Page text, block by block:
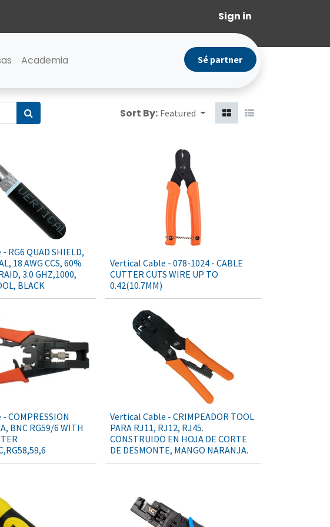
Sign in
Academia Sé partner
Sort By: Featured
RG6 QUAD SHIELD,
18 AWG CCS, 60%
3.0 GHZ,1000,
BLACK
Vertical Cable - 078-1024 - CABLE
CUTTER CUTS WIRE UP TO
0.42(10.7MM)
COMPRESSION
BNC RG59/6 WITH
Vertical Cable - CRIMPEADOR TOOL
PARA RJ11, RJ12, RJ45.
CONSTRUIDO EN HOJA DE CORTE
DE DESMONTE, MANGO NARANJA.